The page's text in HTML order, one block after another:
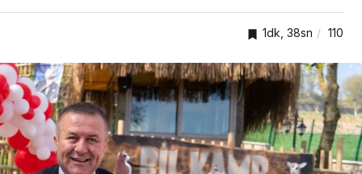
1dk, 38sn 110
TOP20HABER